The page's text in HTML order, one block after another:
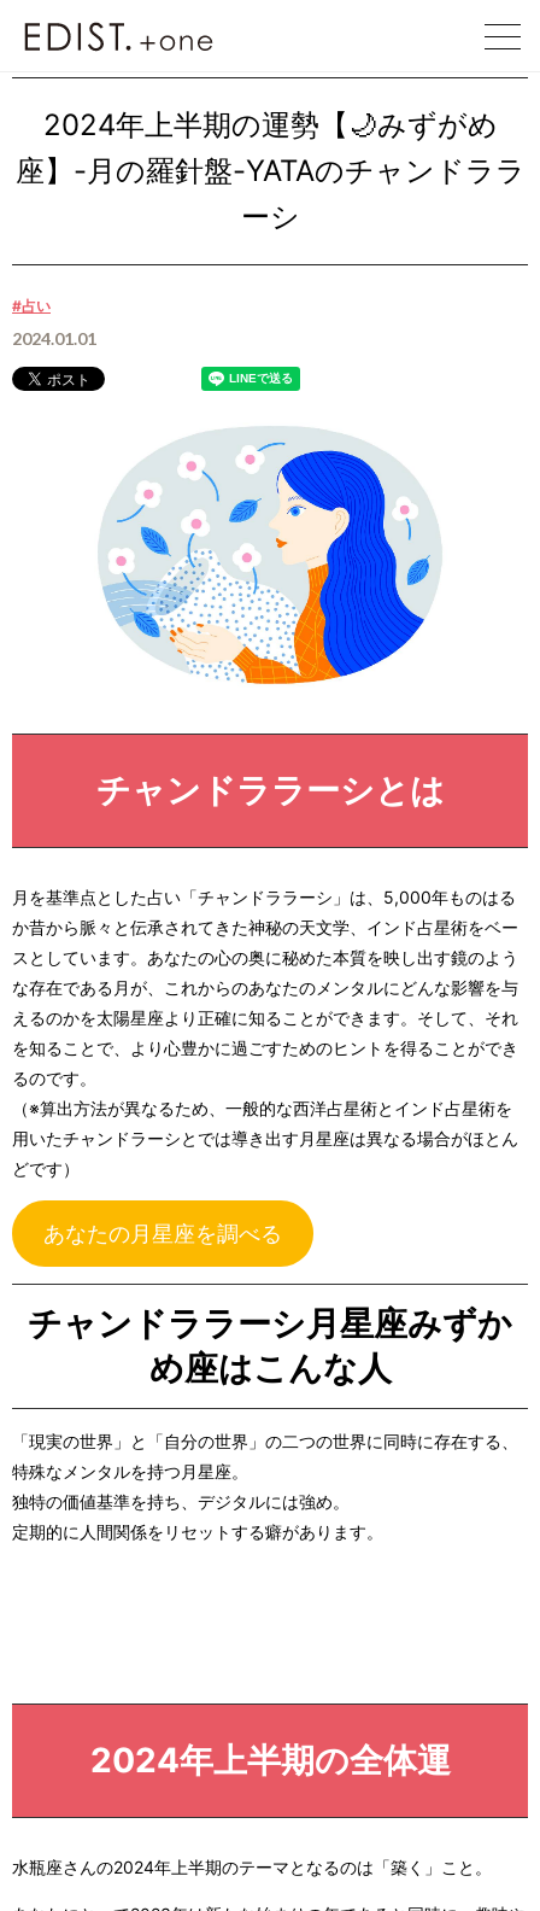
EDIST. +one 2024年上半期の運勢【&#x……
2024年上半期の運勢【🌙みずがめ
座】-月の羅針盤-YATAのチャンドララ
ーシ
#占い
2024.01.01
チャンドララーシとは
月を基準点とした占い「チャンドララーシ」は、5,000年ものはる
か昔から脈々と伝承されてきた神秘の天文学、インド占星術をベー
スとしています。あなたの心の奥に秘めた本質を映し出す鏡のよう
な存在である月が、これからのあなたのメンタルにどんな影響を与
えるのかを太陽星座より正確に知ることができます。そして、それ
を知ることで、より心豊かに過ごすためのヒントを得ることができ
るのです。
（※算出方法が異なるため、一般的な西洋占星術とインド占星術を
用いたチャンドラーシとでは導き出す月星座は異なる場合がほとん
どです）
あなたの月星座を調べる
チャンドララーシ月星座みずか
め座はこんな人
「現実の世界」と「自分の世界」の二つの世界に同時に存在する、
特殊なメンタルを持つ月星座。
独特の価値基準を持ち、デジタルには強め。
定期的に人間関係をリセットする癖があります。
2024年上半期の全体運
水瓶座さんの2024年上半期のテーマとなるのは「築く」こと。